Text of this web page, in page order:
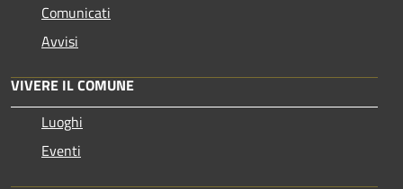
Comunicati
Avvisi
VIVERE IL COMUNE
Luoghi
Eventi